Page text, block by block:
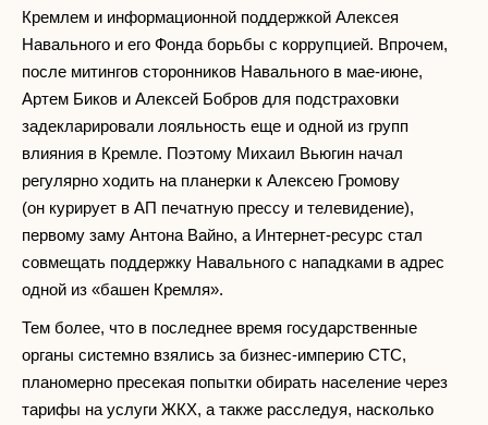
Кремлем и информационной поддержкой Алексея
Навального и его Фонда борьбы с коррупцией. Впрочем,
после митингов сторонников Навального в мае-июне,
Артем Биков и Алексей Бобров для подстраховки
задекларировали лояльность еще и одной из групп
влияния в Кремле. Поэтому Михаил Вьюгин начал
регулярно ходить на планерки к Алексею Громову
(он курирует в АП печатную прессу и телевидение),
первому заму Антона Вайно, а Интернет-ресурс стал
совмещать поддержку Навального с нападками в адрес
одной из «башен Кремля».
Тем более, что в последнее время государственные
органы системно взялись за бизнес-империю СТС,
планомерно пресекая попытки обирать население через
тарифы на услуги ЖКХ, а также расследуя, насколько